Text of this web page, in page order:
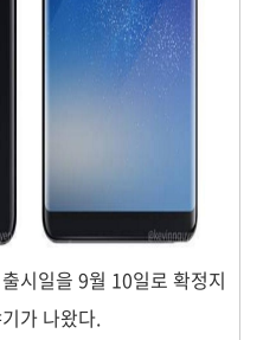
시일을 9월 10일로 확정지
가 나왔다.